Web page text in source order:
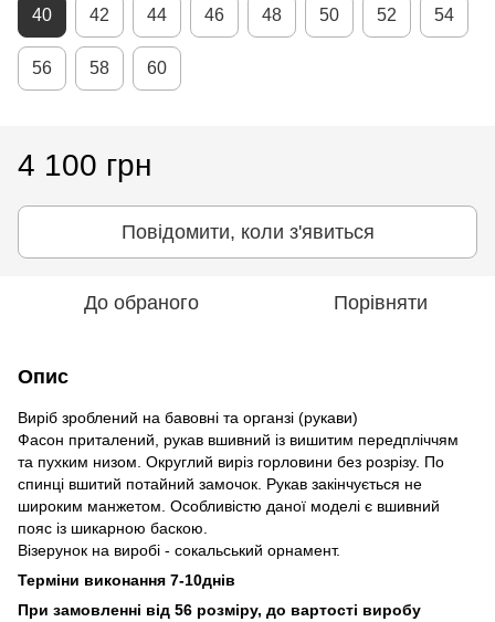
40 42 44 46 48 50 52 54
56 58 60
4 100 грн
Повідомити, коли з'явиться
До обраного Порівняти
Опис
Виріб зроблений на бавовні та органзі (рукави)
Фасон приталений, рукав вшивний із вишитим передпліччям
та пухким низом. Округлий виріз горловини без розрізу. По
спинці вшитий потайний замочок. Рукав закінчується не
широким манжетом. Особливістю даної моделі є вшивний
пояс із шикарною баскою.
Візерунок на виробі - сокальський орнамент.
Терміни виконання 7-10днів
При замовленні від 56 розміру, до вартості виробу